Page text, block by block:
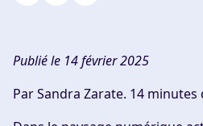
Publié le 14 février 2025
Par Sandra Zarate. 14 minutes